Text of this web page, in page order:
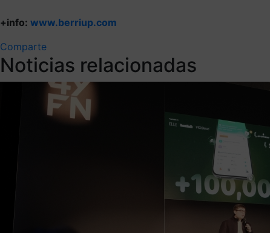
+info: www.berriup.com
Comparte
Noticias relacionadas